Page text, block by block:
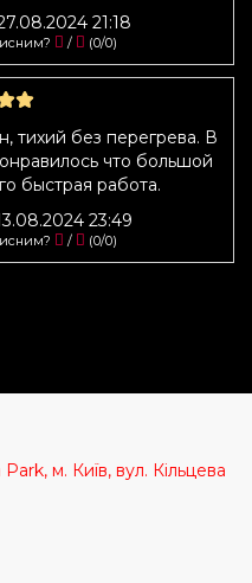
21:18
/ (0/0)
тихий без перегрева. В
что большой
быстрая работа.
23:49
/ (0/0)
м. Київ, вул. Кільцева